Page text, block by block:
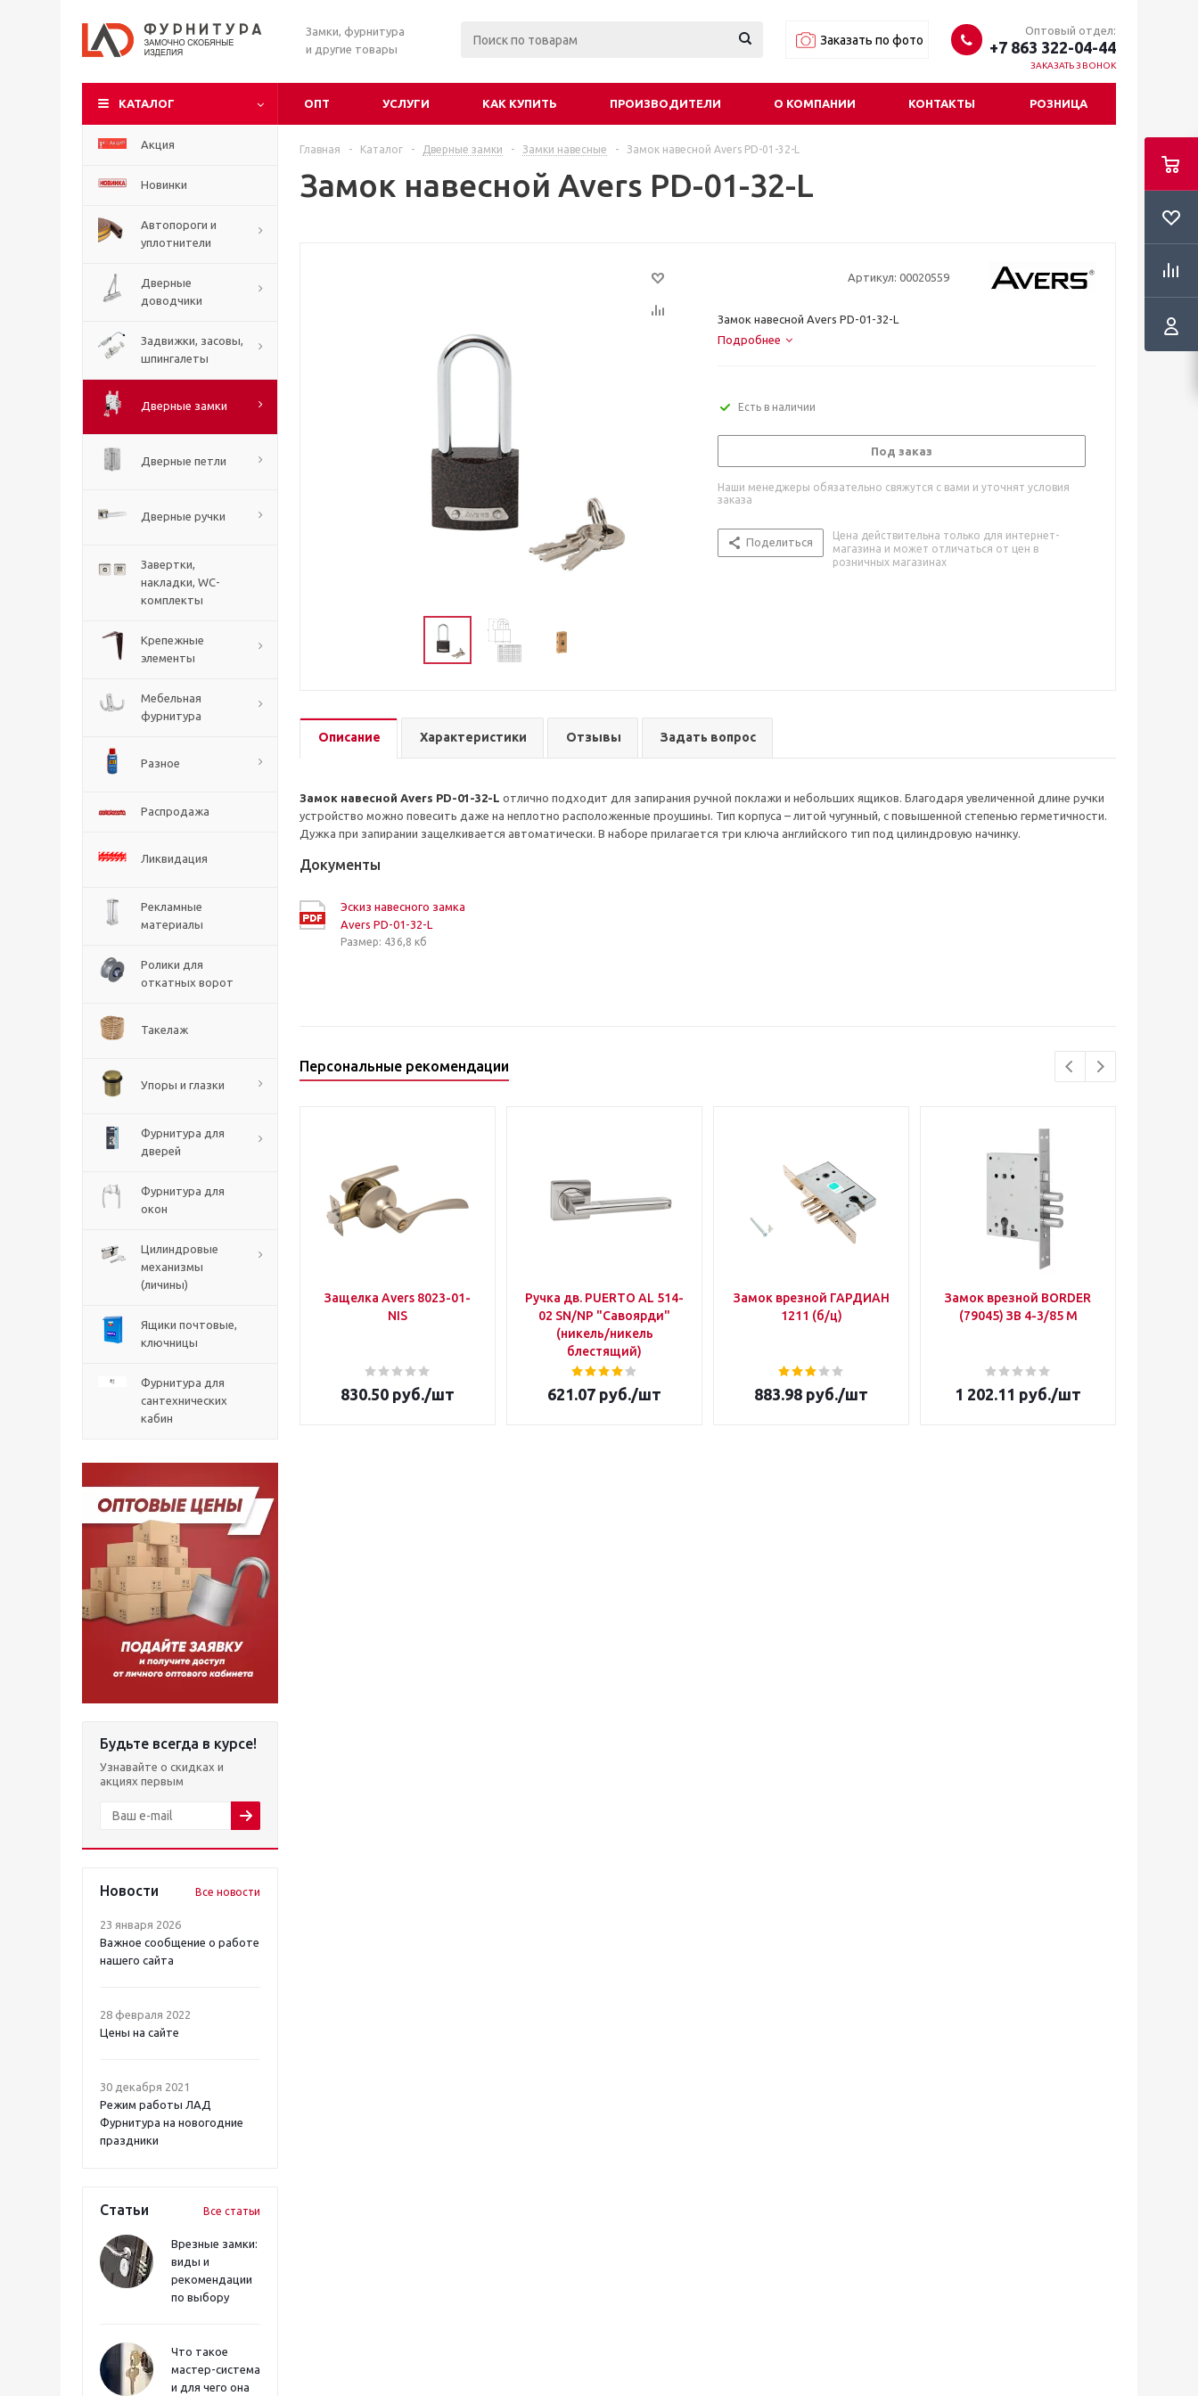
Замки, фурнитура
и другие товары
Заказать по фото
Оптовый отдел:
+7 863 322-04-44
ЗАКАЗАТЬ ЗВОНОК
КАТАЛОГ ОПТ УСЛУГИ КАК КУПИТЬ ПРОИЗВОДИТЕЛИ О КОМПАНИИ КОНТАКТЫ РОЗНИЦА
Акция
Новинки
Автопороги и
уплотнители
Дверные
доводчики
Задвижки, засовы,
шпингалеты
Дверные замки
Дверные петли
Дверные ручки
Завертки,
накладки, WC-
комплекты
Крепежные
элементы
Мебельная
фурнитура
Разное
Распродажа
Ликвидация
Рекламные
материалы
Ролики для
откатных ворот
Такелаж
Упоры и глазки
Фурнитура для
дверей
Фурнитура для
окон
Цилиндровые
механизмы
(личины)
Ящики почтовые,
ключницы
Фурнитура для
сантехнических
кабин
Будьте всегда в курсе!
Узнавайте о скидках и
акциях первым
Новости Все новости
23 января 2026
Важное сообщение о работе
нашего сайта
28 февраля 2022
Цены на сайте
30 декабря 2021
Режим работы ЛАД
Фурнитура на новогодние
праздники
Статьи Все статьи
Врезные замки:
виды и
рекомендации
по выбору
Что такое
мастер-система
и для чего она
Главная - Каталог - Дверные замки - Замки навесные - Замок навесной Avers PD-01-32-L
Замок навесной Avers PD-01-32-L
Артикул: 00020559
Замок навесной Avers PD-01-32-L
Подробнее
Есть в наличии
Под заказ
Наши менеджеры обязательно свяжутся с вами и уточнят условия
заказа
Поделиться
Цена действительна только для интернет-
магазина и может отличаться от цен в
розничных магазинах
Описание Характеристики Отзывы Задать вопрос
Замок навесной Avers PD-01-32-L отлично подходит для запирания ручной поклажи и небольших ящиков. Благодаря увеличенной длине ручки
устройство можно повесить даже на неплотно расположенные проушины. Тип корпуса – литой чугунный, с повышенной степенью герметичности.
Дужка при запирании защелкивается автоматически. В наборе прилагается три ключа английского тип под цилиндровую начинку.
Документы
Эскиз навесного замка
Avers PD-01-32-L
Размер: 436,8 кб
Персональные рекомендации
Защелка Avers 8023-01-
NIS
830.50 руб./шт
Ручка дв. PUERTO AL 514-
02 SN/NP "Савоярди"
(никель/никель
блестящий)
621.07 руб./шт
Замок врезной ГАРДИАН
1211 (б/ц)
883.98 руб./шт
Замок врезной BORDER
(79045) ЗВ 4-3/85 М
1 202.11 руб./шт